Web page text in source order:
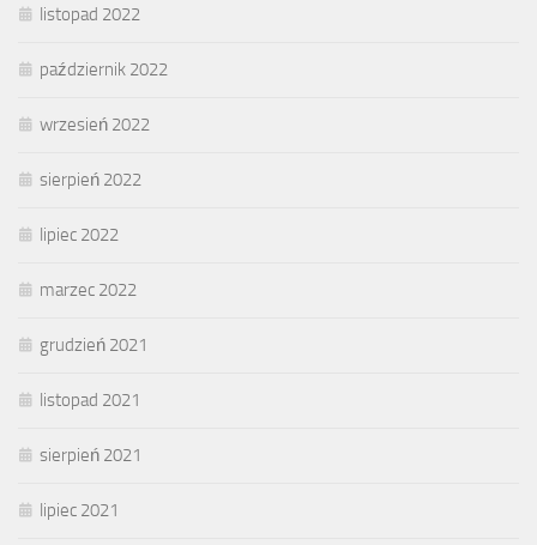
listopad 2022
październik 2022
wrzesień 2022
sierpień 2022
lipiec 2022
marzec 2022
grudzień 2021
listopad 2021
sierpień 2021
lipiec 2021